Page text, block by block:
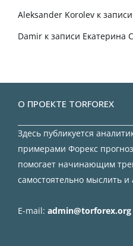
Aleksander Korolev к записи
Damir к записи Екатерина
О ПРОЕКТЕ TORFOREX
Здесь публикуется
примерами Форекс
помогает начинающим
самостоятельно мыслить
E-mail: admin@torforex.org